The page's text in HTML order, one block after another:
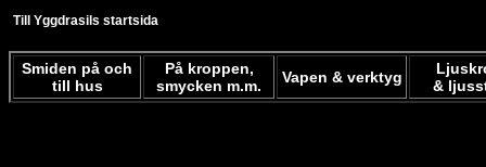
Till Yggdrasils startsida
Smiden på och
till hus
På kroppen,
smycken m.m.
Vapen & verktyg
&